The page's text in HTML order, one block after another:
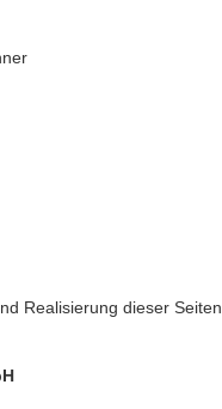
Realisierung dieser Seiten